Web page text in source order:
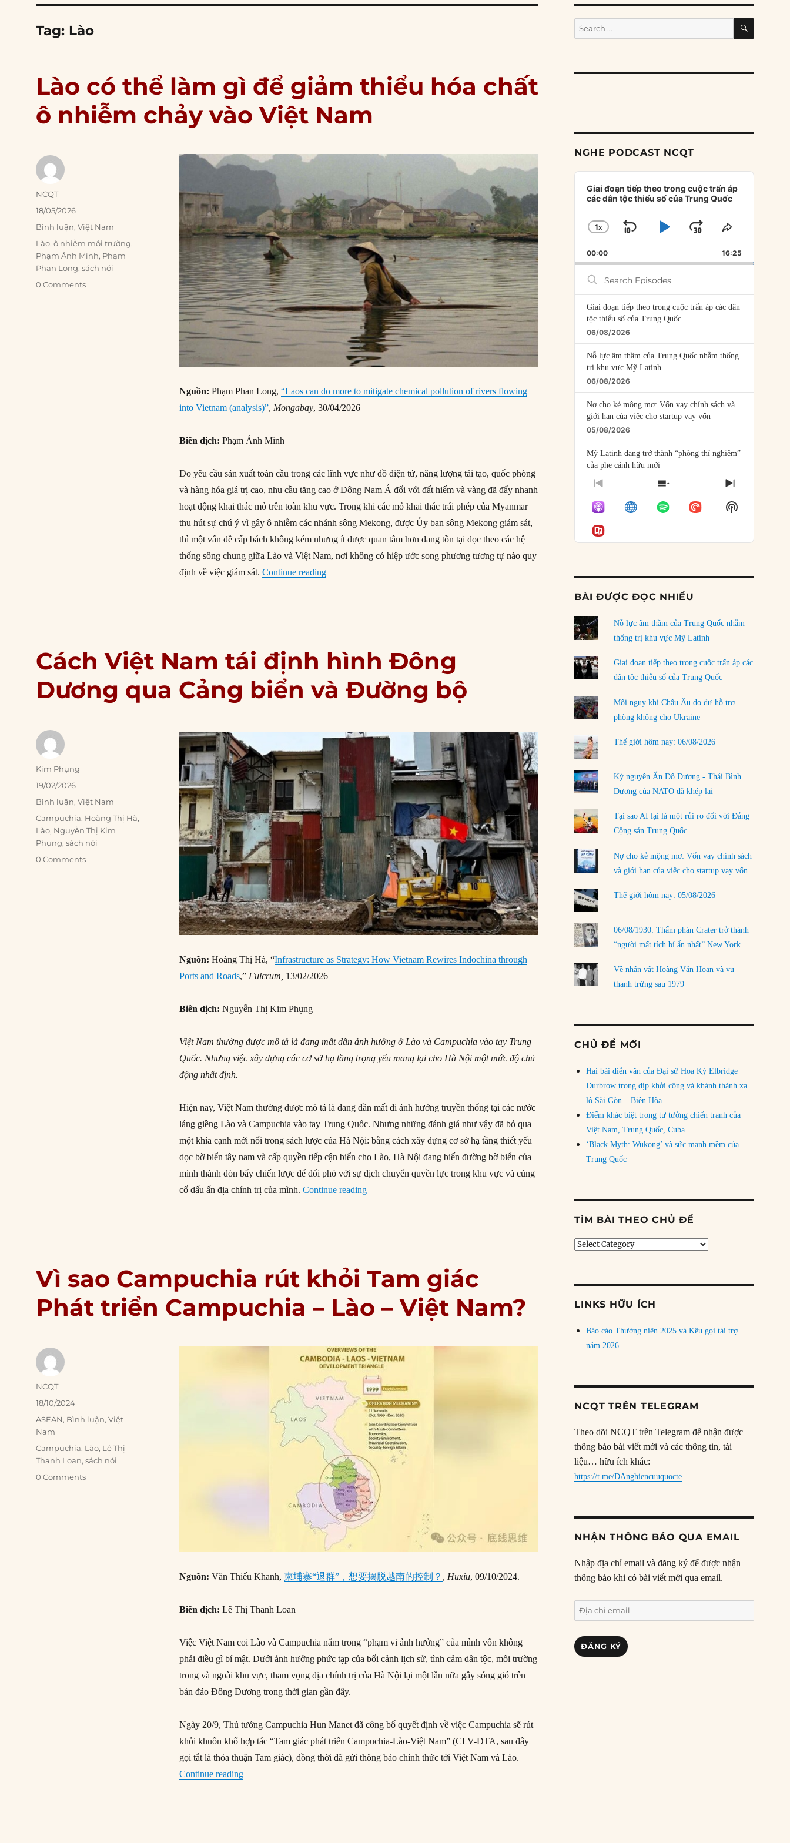
Tag: Lào
Lào có thể làm gì để giảm thiểu hóa chất
ô nhiễm chảy vào Việt Nam
Nguồn:Phạm Phan Long,“Laos can do more to mitigate chemical pollution of rivers flowing
into Vietnam (analysis)”, Mongabay, 30/04/2026
Biên dịch:Phạm Ánh Minh
Do yêu cầu sản xuất toàn cầu trong các lĩnh vực như đồ điện tử, năng lượng tái tạo, quốc phòng
và hàng hóa giá trị cao, nhu cầu tăng cao ở Đông Nam Á đối với đất hiếm và vàng đã đẩy nhanh
hoạt động khai thác mỏ trên toàn khu vực. Trong khi các mỏ khai thác trái phép của Myanmar
thu hút sự chú ý vì gây ô nhiễm các nhánh sông Mekong, được Ủy ban sông Mekong giám sát,
thì một vấn đề cấp bách không kém nhưng ít được quan tâm hơn đang tồn tại dọc theo các hệ
thống sông chung giữa Lào và Việt Nam, nơi không có hiệp ước song phương tương tự nào quy
định về việc giám sát.Continue reading“Lào có thể làm gì để giảm thiểu hóa chất ô nhiễm chảy vào Việt Nam”
Author
NCQT
Posted
on
18/05/2026
Categories
Bình luận,Việt Nam
Tags
Lào,ô nhiễm môi trường,
Phạm Ánh Minh, Phạm
Phan Long,sách nói
0 Comments
Cách Việt Nam tái định hình Đông
Dương qua Cảng biển và Đường bộ
Nguồn: Hoàng Thị Hà, “Infrastructure as Strategy: How Vietnam Rewires Indochina through
Ports and Roads,” Fulcrum 13/02/2026
Biên dịch:Nguyễn Thị Kim Phụng
Việt Nam thường được mô tả là đang mất dần ảnh hưởng ở Lào và Campuchia vào tay Trung
Quốc. Nhưng việc xây dựng các cơ sở hạ tầng trọng yếu mang lại cho Hà Nội một mức độ chủ
động nhất định.
Hiện nay, Việt Nam thường được mô tả là đang dần mất đi ảnh hưởng truyền thống tại các nước
láng giềng Lào và Campuchia vào tay Trung Quốc. Nhưng những đánh giá như vậy đã bỏ qua
một khía cạnh mới nổi trong sách lược của Hà Nội: bằng cách xây dựng cơ sở hạ tầng thiết yếu
dọc bờ biển tây nam và cấp quyền tiếp cận biển cho Lào, Hà Nội đang biến đường bờ biển của
mình thành đòn bẩy chiến lược để đối phó với sự dịch chuyển quyền lực trong khu vực và củng
cố dấu ấn địa chính trị của mình.Continue reading“Cách Việt Nam tái định hình Đông Dương qua Cảng biển và Đường bộ”
Author
Kim Phụng
Posted
on
19/02/2026
Categories
Bình luận,Việt Nam
Tags
Campuchia, Hoàng Thị Hà,
Lào, Nguyễn Thị Kim
Phụng,sách nói
0 Comments
Vì sao Campuchia rút khỏi Tam giác
Phát triển Campuchia – Lào – Việt Nam?
Nguồn: Văn Thiếu Khanh, 柬埔寨“退群”，想要摆脱越南的控制？ ,Huxiu, 09/10/2024.
Biên dịch: Lê Thị Thanh Loan
Việc Việt Nam coi Lào và Campuchia nằm trong “phạm vi ảnh hưởng” của mình vốn không
phải điều gì bí mật. Dưới ảnh hưởng phức tạp của bối cảnh lịch sử, tình cảm dân tộc, môi trường
trong và ngoài khu vực, tham vọng địa chính trị của Hà Nội lại một lần nữa gây sóng gió trên
bán đảo Đông Dương trong thời gian gần đây.
Ngày 20/9, Thủ tướng Campuchia Hun Manet đã công bố quyết định về việc Campuchia sẽ rút
khỏi khuôn khổ hợp tác “Tam giác phát triển Campuchia-Lào-Việt Nam” (CLV-DTA, sau đây
gọi tắt là thỏa thuận Tam giác), đồng thời đã gửi thông báo chính thức tới Việt Nam và Lào.
Continue reading“Vì sao Campuchia rút khỏi Tam giác Phát triển Campuchia – Lào – Việt Nam?”
Author
NCQT
Posted
18/10/2024
Categories
ASEAN, Bình luận,Việt
Nam
Tags
Campuchia, Lào, Lê Thị
Thanh Loan,sách nói
0 Comments
Search
for:
SEARCH
NGHE PODCAST NCQT
Audio
Player
Giai đoạn tiếp theo trong cuộc trấn áp
các dân tộc thiểu số của Trung Quốc
CHANGE
RATE
1X
SKIP
BACKWARD
PLAYJUMP
FORWARD
SHARE
EPISODE
00:00 16:25
Search
Episodes
Giai đoạn tiếp theo trong cuộc trấn áp các dân
tộc thiểu số của Trung Quốc
06/08/2026
Nỗ lực âm thầm của Trung Quốc nhằm thống
trị khu vực Mỹ Latinh
06/08/2026
Nợ cho kẻ mộng mơ: Vốn vay chính sách và
giới hạn của việc cho startup vay vốn
05/08/2026
Mỹ Latinh đang trở thành “phòng thí nghiệm”
của phe cánh hữu mới
04/08/2026
Tại sao Trung Quốc phủ nhận cuộc gặp với
Ngoại trưởng Nhật Bản?
04/08/2026
03/08/2026
Đặt cược vào thất bại: Các quỹ đầu tư mạo
rủi ro
02/08/2026
Làm thế nào để kết thúc Chiến tranh Iran?
01/08/2026
Chiến lược kế tiếp của Bắc Kinh ở Biển Đông
31/07/2026
Trật tự thế giới mới: Các nước nhỏ sẽ luôn
phải chịu đựng?
30/07/2026
LOAD MORE
PREVIOUS
EPISODE
SHOW
EPISODES
LIST
NEXT
EPISODE
Show
Podcast
BÀI ĐƯỢC ĐỌC NHIỀU
Nỗ lực âm thầm của Trung Quốc nhằm
thống trị khu vực Mỹ Latinh
Giai đoạn tiếp theo trong cuộc trấn áp các
dân tộc thiểu số của Trung Quốc
Mối nguy khi Châu Âu do dự hỗ trợ
phòng không cho Ukraine
Thế giới hôm nay: 06/08/2026
Kỷ nguyên Ấn Độ Dương - Thái Bình
Dương của NATO đã khép lại
Tại sao AI lại là một rủi ro đối với Đảng
Cộng sản Trung Quốc
Nợ cho kẻ mộng mơ: Vốn vay chính sách
và giới hạn của việc cho startup vay vốn
Thế giới hôm nay: 05/08/2026
06/08/1930: Thẩm phán Crater trở thành
“người mất tích bí ẩn nhất” New York
Về nhân vật Hoàng Văn Hoan và vụ
thanh trừng sau 1979
CHỦ ĐỀ MỚI
Hai bài diễn văn của Đại sứ Hoa Kỳ Elbridge
Durbrow trong dịp khởi công và khánh thành xa
lộ Sài Gòn – Biên Hòa
Điểm khác biệt trong tư tưởng chiến tranh của
Việt Nam, Trung Quốc, Cuba
‘Black Myth: Wukong’ và sức mạnh mềm của
Trung Quốc
TÌM BÀI THEO CHỦ ĐỀ
Tìm
LINKS HỮU ÍCH
Báo cáo Thường niên 2025 và Kêu gọi tài trợ
năm 2026
NCQT TRÊN TELEGRAM
Theo dõi NCQT trên Telegram để nhận được
thông báo bài viết mới và các thông tin, tài
liệu… hữu ích khác:
https://t.me/DAnghiencuuquocte
NHẬN THÔNG BÁO QUA EMAIL
Nhập địa chỉ email và đăng ký để được nhận
thông báo khi có bài viết mới qua email.
Địa
chỉ
email
ĐĂNG KÝ